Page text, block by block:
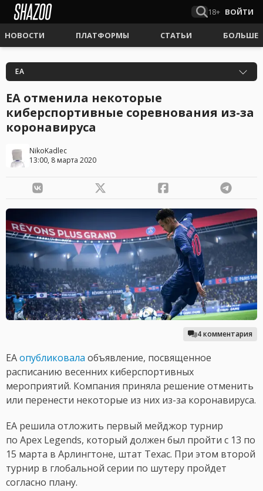
18+ ВОЙТИ
НОВОСТИ ПЛАТФОРМЫ СТАТЬИ БОЛЬШЕ
EA
EA отменила некоторые
киберспортивные соревнования из-за
коронавируса
NikoKadlec
13:00, 8 марта 2020
4 комментария
EAопубликовала объявление, посвященное
расписанию весенних киберспортивных
мероприятий. Компания приняла решение отменить
или перенести некоторые из них из-за коронавируса.
EA решила отложить первый мейджор турнир
по Apex Legends, который должен был пройти с 13 по
15 марта в Арлингтоне, штат Техас. При этом второй
турнир в глобальной серии по шутеру пройдет
согласно плану.